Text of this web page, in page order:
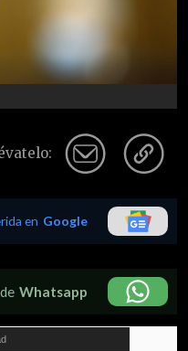
en Google
Whatsapp